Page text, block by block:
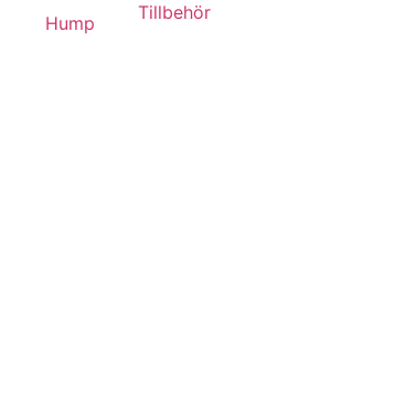
Hump Tillbehör